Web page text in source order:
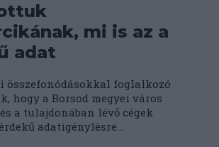
mi is az a
adat
összefonódásokkal foglalkozó
hogy a Borsod megyei város
a tulajdonában lévő cégek
adatigénylésre...